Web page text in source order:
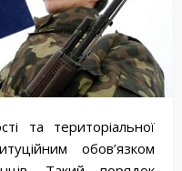
та територіальної
обов’язком